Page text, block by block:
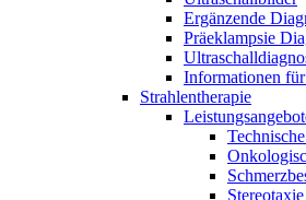
Ergänzende
Präeklampsie
Informationen
Strahlentherapie
Stereotaxie